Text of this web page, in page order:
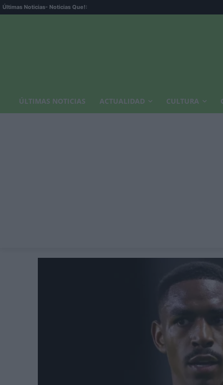
Últimas Noticias- Noticias Que!:
ÚLTIMAS NOTICIAS ACTUALIDAD CULTURA